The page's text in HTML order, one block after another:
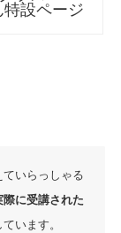
設ページ
いらっしゃる
に受講された
います。